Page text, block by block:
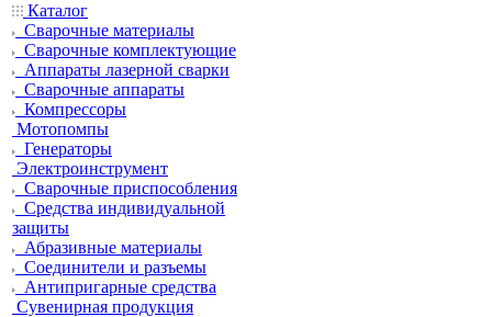
Каталог
Сварочные материалы
Сварочные комплектующие
Аппараты лазерной сварки
Сварочные аппараты
Компрессоры
Мотопомпы
Генераторы
Электроинструмент
Сварочные приспособления
Средства индивидуальной
защиты
Абразивные материалы
Соединители и разъемы
Антипригарные средства
Сувенирная продукция